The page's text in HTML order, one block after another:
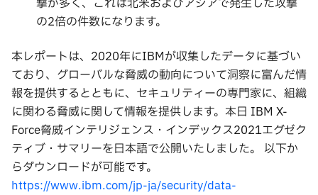
撃が多く、これは北米およびアジアで発生した攻撃
の2倍の件数になります。
本レポートは、2020年にIBMが収集したデータに基づい
ており、グローバルな脅威の動向について洞察に富んだ情
報を提供するとともに、セキュリティーの専門家に、組織
に関わる脅威に関して情報を提供します。本日 IBM X-
Force脅威インテリジェンス・インデックス2021エグゼク
ティブ・サマリーを日本語で公開いたしました。 以下か
らダウンロードが可能です。
https://www.ibm.com/jp-ja/security/data-